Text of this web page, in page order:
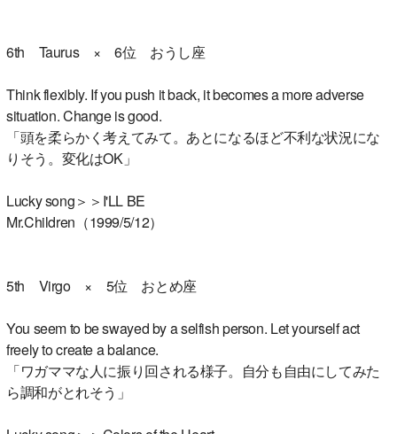
6th Taurus × 6位 おうし座
Think flexibly. If you push it back, it becomes a more adverse
situation. Change is good.
「頭を柔らかく考えてみて。あとになるほど不利な状況にな
りそう。変化はOK」
Lucky song＞＞I'LL BE
Mr.Children（1999/5/12）
5th Virgo × 5位 おとめ座
You seem to be swayed by a selfish person. Let yourself act
freely to create a balance.
「ワガママな人に振り回される様子。自分も自由にしてみた
ら調和がとれそう」